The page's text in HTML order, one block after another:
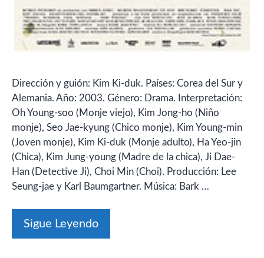
Dirección y guión: Kim Ki-duk. Países: Corea del Sur y
Alemania. Año: 2003. Género: Drama. Interpretación:
Oh Young-soo (Monje viejo), Kim Jong-ho (Niño
monje), Seo Jae-kyung (Chico monje), Kim Young-min
(Joven monje), Kim Ki-duk (Monje adulto), Ha Yeo-jin
(Chica), Kim Jung-young (Madre de la chica), Ji Dae-
Han (Detective Ji), Choi Min (Choi). Producción: Lee
Seung-jae y Karl Baumgartner. Música: Bark …
Sigue Leyendo